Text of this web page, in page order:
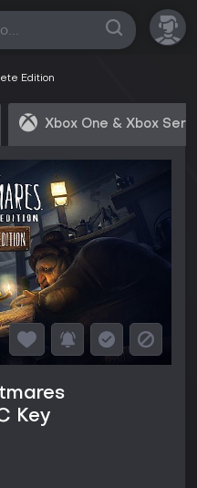
Edition
Xbox One & Xbox
Key